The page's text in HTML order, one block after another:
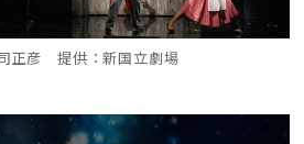
正彦 提供：新国立劇場